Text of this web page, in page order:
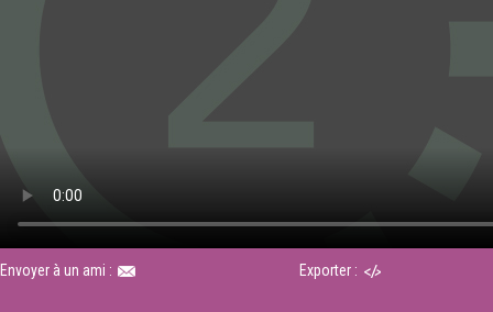
Envoyer à un ami : Exporter :